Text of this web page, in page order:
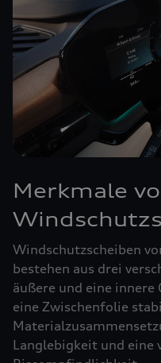
Merkmale
Windschutzscheiben
bestehen aus drei
äußere und eine innere
eine Zwischenfolie
Langlebigkeit und eine